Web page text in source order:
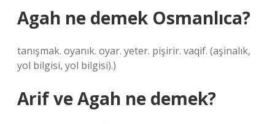
Agah ne demek Osmanlıca?
tanışmak. oyanık. oyar. yeter. pişirir. vaqif. (aşinalık,
yol bilgisi, yol bilgisi).)
Arif ve Agah ne demek?